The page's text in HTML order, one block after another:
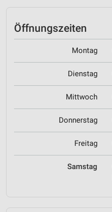
Öffnungszeiten
Montag
Dienstag
Mittwoch
Donnerstag
Freitag
Samstag